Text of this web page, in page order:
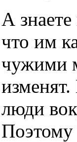
А
что им
чужими
изменят.
люди